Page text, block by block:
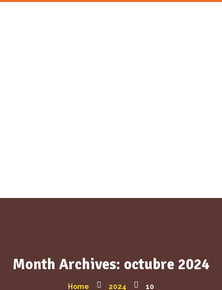
Month Archives: octubre 2024
Home 2024 10